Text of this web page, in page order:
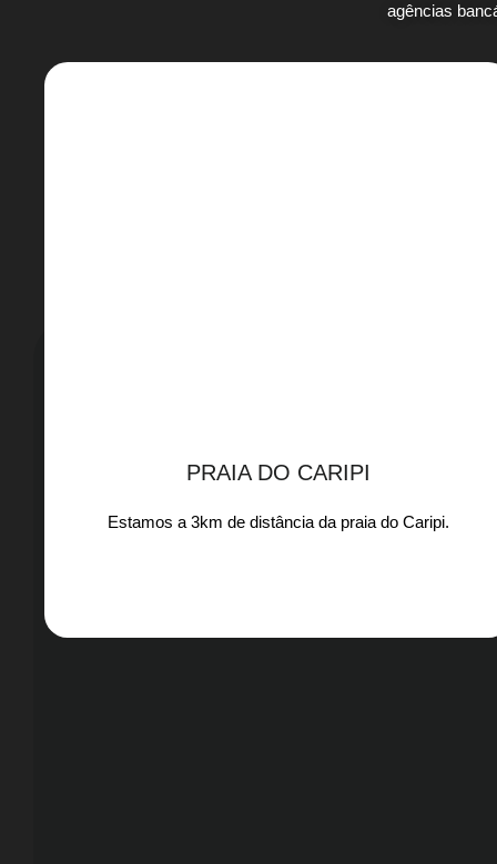
agências
PRAIA DO CARIPI
Estamos a 3km de distância da praia do Caripi.​